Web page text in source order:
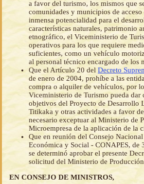
a favor del turismo, los mismos que
comunidades y municipios de
inmensa potencialidad para el
características naturales, patrimonio
etnográfico, el Viceministerio de
operativos para los que requiere
suficientes, como un vehículo
al personal técnico encargado de los
Que el Artículo 20 del Decreto
de enero de 2004, prohíbe a las
compra o alquiler de vehículos, por
Viceministerio de Turismo pueda dar
objetivos del Proyecto de Desarrollo
Titikaka y otras actividades a favor
necesario exceptuar al Ministerio de
Microempresa de la aplicación de la
Que en reunión del Consejo
Económica y Social - CONAPES, de
se determinó aprobar el presente
solicitud del Ministerio de
EN CONSEJO DE MINISTROS,